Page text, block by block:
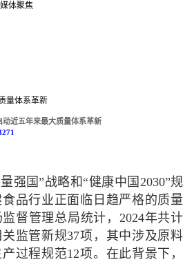
媒体聚焦
量体系革新
动近五年来最大质量体系革新
强国”战略和“健康中国2030”规
品行业正面临日趋严格的质量
督管理总局统计，2024年共计
监管新规37项，其中涉及原料
过程规范12项。在此背景下，